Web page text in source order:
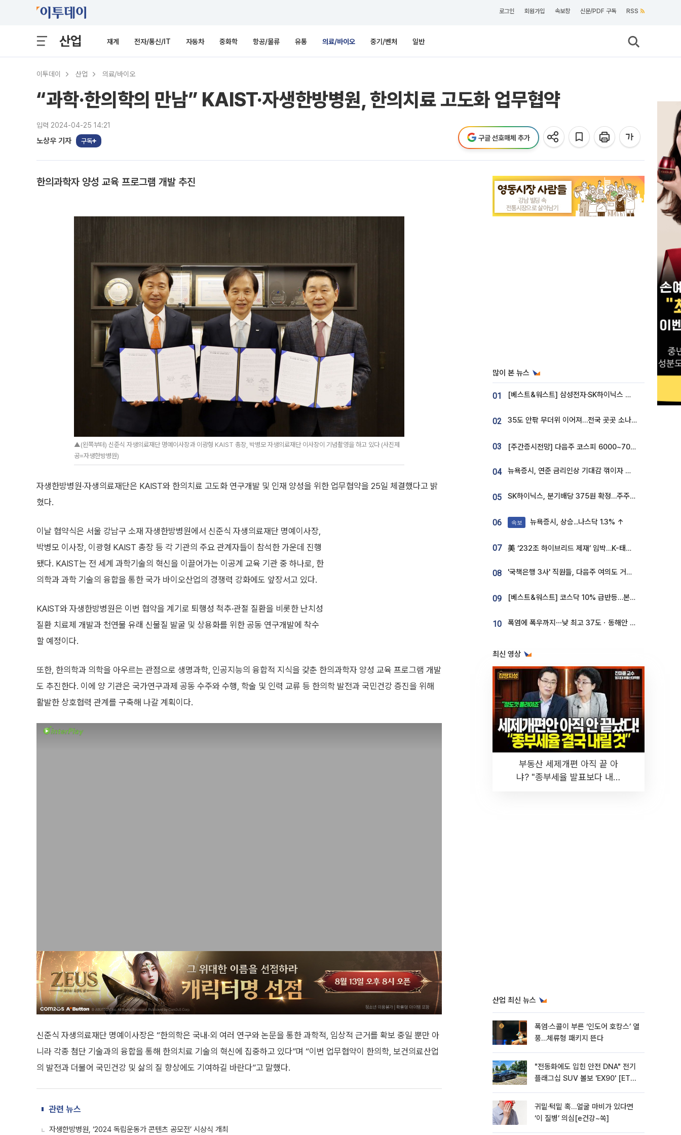
로그인 회원가입 속보창 신문/PDF 구독 RSS
산업 재계 전자/통신/IT 자동차 중화학 항공/물류 유통 의료/바이오 중기/벤처 일반
이투데이 산업 의료/바이오
“과학·한의학의 만남” KAIST·자생한방병원, 한의치료 고도화 업무협약
입력 2024-04-25 14:21
노상우 기자 구독 구글 선호매체 추가
한의과학자 양성 교육 프로그램 개발 추진
▲(왼쪽부터) 신준식 자생의료재단 명예이사장과 이광형 KAIST 총장, 박병모 자생의료재단 이사장이 기념촬영을 하고 있다 (사진제
공=자생한방병원)
자생한방병원·자생의료재단은 KAIST와 한의치료 고도화 연구개발 및 인재 양성을 위한 업무협약을 25일 체결했다고 밝
혔다.
이날 협약식은 서울 강남구 소재 자생한방병원에서 신준식 자생의료재단 명예이사장,
박병모 이사장, 이광형 KAIST 총장 등 각 기관의 주요 관계자들이 참석한 가운데 진행
됐다. KAIST는 전 세계 과학기술의 혁신을 이끌어가는 이공계 교육 기관 중 하나로, 한
의학과 과학 기술의 융합을 통한 국가 바이오산업의 경쟁력 강화에도 앞장서고 있다.
KAIST와 자생한방병원은 이번 협약을 계기로 퇴행성 척추·관절 질환을 비롯한 난치성
질환 치료제 개발과 천연물 유래 신물질 발굴 및 상용화를 위한 공동 연구개발에 착수
할 예정이다.
또한, 한의학과 의학을 아우르는 관점으로 생명과학, 인공지능의 융합적 지식을 갖춘 한의과학자 양성 교육 프로그램 개발
도 추진한다. 이에 양 기관은 국가연구과제 공동 수주와 수행, 학술 및 인력 교류 등 한의학 발전과 국민건강 증진을 위해
활발한 상호협력 관계를 구축해 나갈 계획이다.
신준식 자생의료재단 명예이사장은 “한의학은 국내·외 여러 연구와 논문을 통한 과학적, 임상적 근거를 확보 중일 뿐만 아
니라 각종 첨단 기술과의 융합을 통해 한의치료 기술의 혁신에 집중하고 있다”며 “이번 업무협약이 한의학, 보건의료산업
의 발전과 더불어 국민건강 및 삶의 질 향상에도 기여하길 바란다”고 말했다.
관련 뉴스
자생한방병원, ‘2024 독립운동가 콘텐츠 공모전’ 시상식 개최
많이 본 뉴스
01 [베스트&워스트] 삼성전자·SK하이닉스 밀린 한 주…상상인증권은 85% 급등
02 35도 안팎 무더위 이어져…전국 곳곳 소나기 [오늘 날씨]
03 [주간증시전망] 다음주 코스피 6000~7000⋯“外人 수급은 정책이 변수”
04 뉴욕증시, 연준 금리인상 기대감 꺾이자 상승...S&P500 사상 최고치 [종합]
05 SK하이닉스, 분기배당 375원 확정…주주환원책 9월로 앞당겨 발표
06 속보 뉴욕증시, 상승...나스닥 1.3% ↑
07 美 ‘232조 하이브리드 제재’ 임박…K-태양광, 불확실성 털고 날개 다나
08 '국책은행 3사' 직원들, 다음주 여의도 거리 나서는 까닭은
09 [베스트&워스트] 코스닥 10% 급반등…본느, 최대주주 변경 기대에 270% 폭등
10 폭염에 폭우까지⋯낮 최고 37도ㆍ동해안 강한 비 [날씨]
최신 영상
부동산 세제개편 아직 끝 아
냐? "종부세율 발표보다 내릴
산업 최신 뉴스
폭염·스콜이 부른 ‘인도어 호캉스’ 열
풍…체류형 패키지 뜬다
"전동화에도 입힌 안전 DNA" 전기
플래그십 SUV 볼보 'EX90' [ET의
귀밑·턱밑 혹…얼굴 마비가 있다면
‘이 질병’ 의심[e건강~쏙]